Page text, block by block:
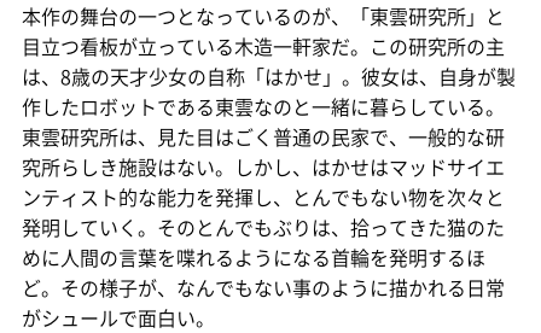
本作の舞台の一つとなっているのが、「東雲研究所」と
目立つ看板が立っている木造一軒家だ。この研究所の主
は、8歳の天才少女の自称「はかせ」。彼女は、自身が製
作したロボットである東雲なのと一緒に暮らしている。
東雲研究所は、見た目はごく普通の民家で、一般的な研
究所らしき施設はない。しかし、はかせはマッドサイエ
ンティスト的な能力を発揮し、とんでもない物を次々と
発明していく。そのとんでもぶりは、拾ってきた猫のた
めに人間の言葉を喋れるようになる首輪を発明するほ
ど。その様子が、なんでもない事のように描かれる日常
がシュールで面白い。